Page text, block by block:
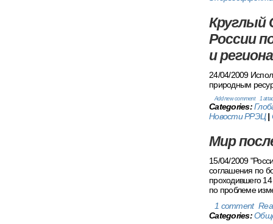
Круглый
России
и
24/04/2009
природным
Add new comment 1
Categories:
Новости РРЭЦ|
Мир
15/04/2009
соглашения по
проходившего
по проблеме
1 comment
Categories: